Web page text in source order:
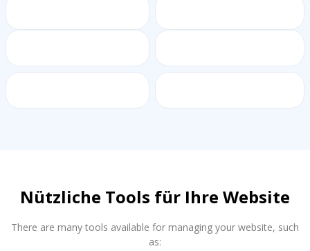
Nützliche Tools für Ihre Website
There are many tools available for managing your website, such
as: